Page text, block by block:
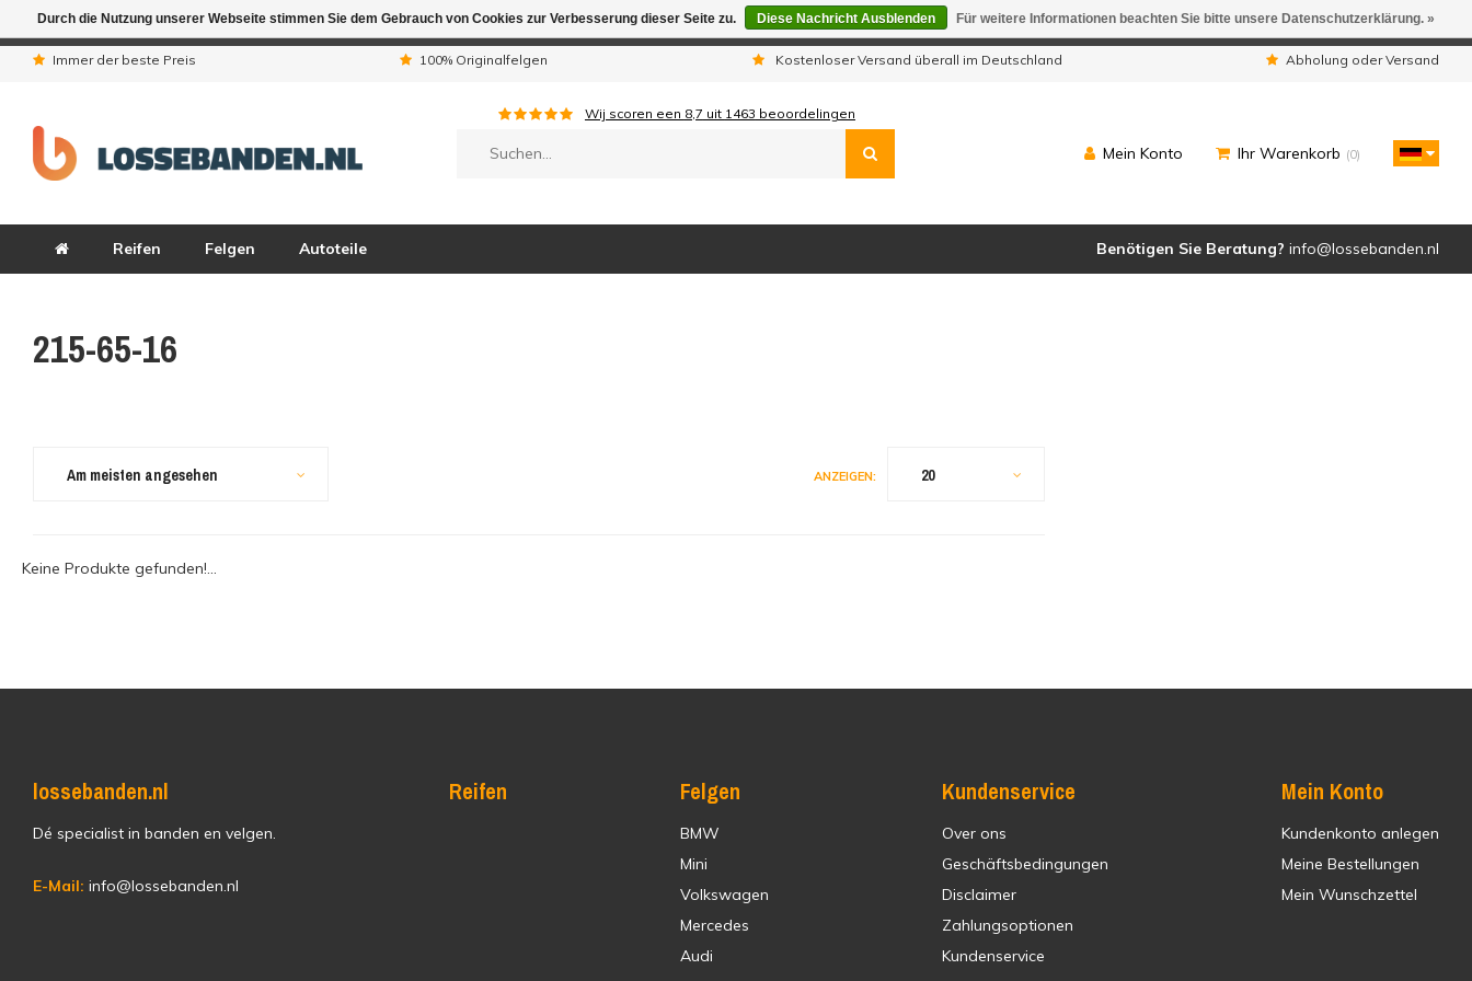
Immer der beste Preis 100% Originalfelgen Kostenloser Versand überall im Deutschland Abholung oder Versand
Wij scoren een 8,7 uit 1463 beoordelingen
Mein Konto Ihr Warenkorb (0)
Reifen Felgen Autoteile Benötigen Sie Beratung? info@lossebanden.nl
215-65-16
Am meisten angesehen ANZEIGEN: 20
Keine Produkte gefunden!...
lossebanden.nl
Dé specialist in banden en velgen.
E-Mail: info@lossebanden.nl
Reifen Felgen
BMW
Mini
Volkswagen
Mercedes
Audi
Kundenservice
Over ons
Geschäftsbedingungen
Disclaimer
Zahlungsoptionen
Kundenservice
Mein Konto
Kundenkonto anlegen
Meine Bestellungen
Mein Wunschzettel
Durch die Nutzung unserer Webseite stimmen Sie dem Gebrauch von Cookies zur Verbesserung dieser Seite zu. Diese Nachricht Ausblenden Für weitere Informationen beachten Sie bitte unsere Datenschutzerklärung. »
Aufgrund der Ferientagen sind wir telefonisch nicht erreichbar. Aufgegebene Bestellungen werden geliefert.